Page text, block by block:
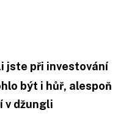
jste při investování
být i hůř, alespoň
v džungli